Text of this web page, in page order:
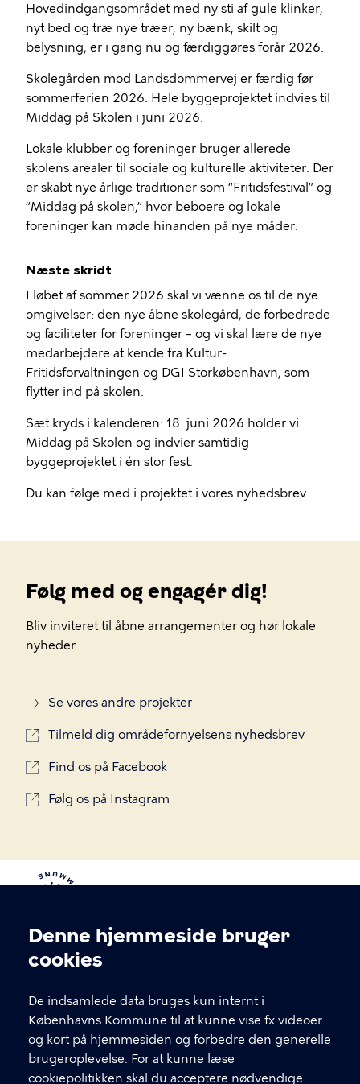
Cookieindstillinger
Denne hjemmeside bruger
cookies
De indsamlede data bruges kun internt i
Københavns Kommune til at kunne vise fx videoer
og kort på hjemmesiden og forbedre den generelle
brugeroplevelse. For at kunne læse
cookiepolitikken skal du acceptere nødvendige
Hovedindgangsområdet med ny sti af gule klinker,
nyt bed og træ nye træer, ny bænk, skilt og
belysning, er i gang nu og færdiggøres forår 2026.
Skolegården mod Landsdommervej er færdig før
sommerferien 2026. Hele byggeprojektet indvies til
Middag på Skolen i juni 2026.
Lokale klubber og foreninger bruger allerede
skolens arealer til sociale og kulturelle aktiviteter. Der
er skabt nye årlige traditioner som “Fritidsfestival” og
“Middag på skolen,” hvor beboere og lokale
foreninger kan møde hinanden på nye måder.
Næste skridt
I løbet af sommer 2026 skal vi vænne os til de nye
omgivelser: den nye åbne skolegård, de forbedrede
og faciliteter for foreninger – og vi skal lære de nye
medarbejdere at kende fra Kultur-
Fritidsforvaltningen og DGI Storkøbenhavn, som
flytter ind på skolen.
Sæt kryds i kalenderen: 18. juni 2026 holder vi
Middag på Skolen og indvier samtidig
byggeprojektet i én stor fest.
Du kan følge med i projektet i vores nyhedsbrev.
Følg med og engagér dig!
Bliv inviteret til åbne arrangementer og hør lokale
nyheder.
Se vores andre projekter
Tilmeld dig områdefornyelsens nyhedsbrev
Find os på Facebook
Følg os på Instagram
Områdefornyelse Bispebjerg
Bakke
KONTAKT OS